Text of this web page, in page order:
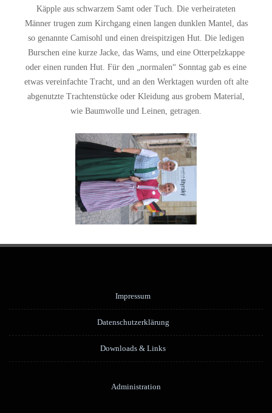
Käpple aus schwarzem Samt oder Tuch. Die verheirateten
Männer trugen zum Kirchgang einen langen dunklen Mantel, das
so genannte Camisohl und einen dreispitzigen Hut. Die ledigen
Burschen eine kurze Jacke, das Wams, und eine Otterpelzkappe
oder einen runden Hut. Für den „normalen“ Sonntag gab es eine
etwas vereinfachte Tracht, und an den Werktagen wurden oft alte
abgenutzte Trachtenstücke oder Kleidung aus grobem Material,
wie Baumwolle und Leinen, getragen.
Impressum
Datenschutzerklärung
Downloads & Links
Administration